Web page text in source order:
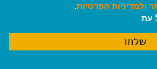
ולמדיניות הפרטיות.
עת